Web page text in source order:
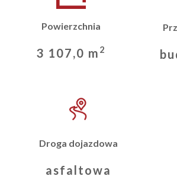
Powierzchnia
3 107,0 m 2
Droga dojazdowa
asfaltowa